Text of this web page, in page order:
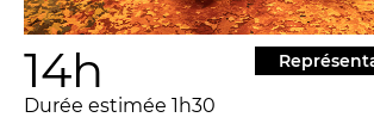
14h
Durée estimée 1h30